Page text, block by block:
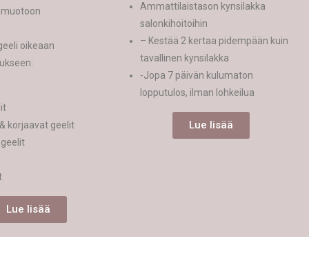
oikeaan
korjaavat geelit
Lue lisää
Ammattilaistason kynsilakka
salonkihoitoihin
– Kestää 2 kertaa pidempään kuin
tavallinen kynsilakka
-Jopa 7 päivän kulumaton
lopputulos, ilman lohkeilua
Lue lisää